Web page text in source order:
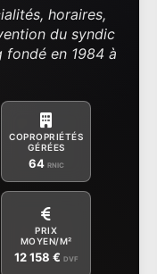
horaires,
du syndic
fondé en 1984 à
COPROPRIÉTÉS
GÉRÉES
64 RNIC
PRIX
MOYEN/M²
12 158 € DVF